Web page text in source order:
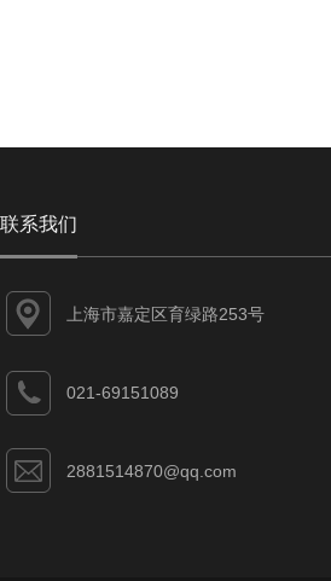
联系我们
上海市嘉定区育绿路253号
021-69151089
2881514870@qq.com